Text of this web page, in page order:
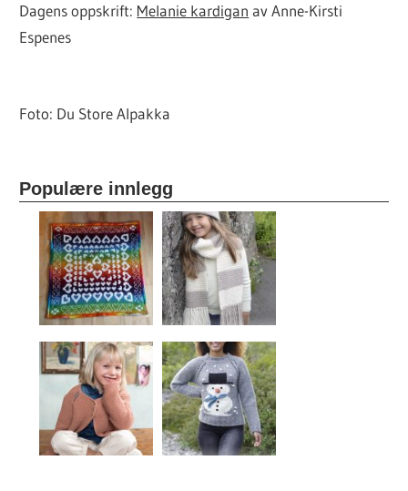
Dagens oppskrift: Melanie kardigan av Anne-Kirsti
Espenes
Foto: Du Store Alpakka
Populære innlegg